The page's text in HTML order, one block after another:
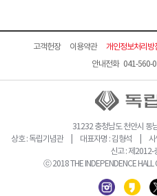
고객헌장 이용약관 개인정보처리방
안내전화 041-560-
31232 충청남도 천안시 동
상호 : 독립기념관 | 대표자명 : 김형석 | 사
신고 : 제2012-
ⓒ 2018 THE INDEPENDENCE HALL